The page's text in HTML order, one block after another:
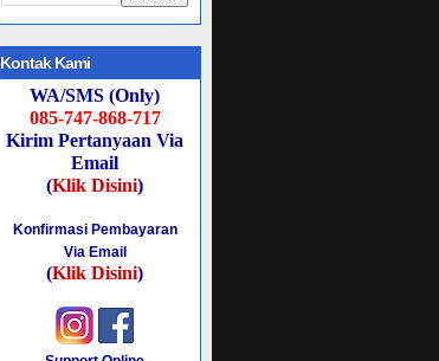
Kontak Kami
WA/SMS (Only)
085-747-868-717
Kirim Pertanyaan Via
Email
(Klik Disini)
Konfirmasi Pembayaran
Via Email
(Klik Disini)